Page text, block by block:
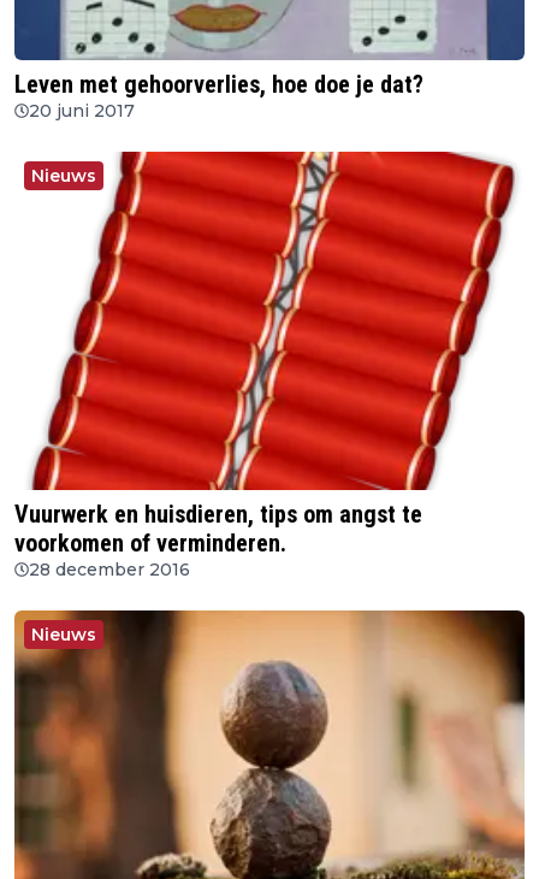
Leven met gehoorverlies, hoe doe je dat?
20 juni 2017
Nieuws
Vuurwerk en huisdieren, tips om angst te
voorkomen of verminderen.
28 december 2016
Nieuws